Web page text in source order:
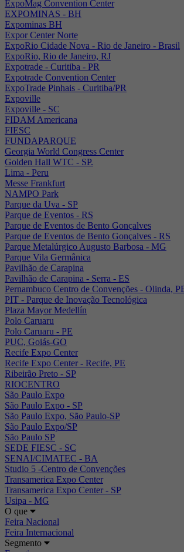
ExpoMag Convention Center
EXPOMINAS - BH
Expominas BH
Expor Center Norte
ExpoRio Cidade Nova - Rio de Janeiro - Brasil
ExpoRio, Rio de Janeiro, RJ
Expotrade - Curitiba - PR
Expotrade Convention Center
ExpoTrade Pinhais - Curitiba/PR
Expoville
Expoville - SC
FIDAM Americana
FIESC
FUNDAPARQUE
Georgia World Congress Center
Golden Hall WTC - SP.
Lima - Peru
Messe Frankfurt
NAMPO Park
Parque da Uva - SP
Parque de Eventos - RS
Parque de Eventos de Bento Gonçalves
Parque de Eventos de Bento Gonçalves - RS
Parque Metalúrgico Augusto Barbosa - MG
Parque Vila Germânica
Pavilhão de Carapina
Pavilhão de Carapina - Serra - ES
Pernambuco Centro de Convenções - Olinda,
PIT - Parque de Inovação Tecnológica
Plaza Mayor Medellín
Polo Caruaru
Polo Caruaru - PE
PUC, Goiás-GO
Recife Expo Center
Recife Expo Center - Recife, PE
Ribeirão Preto - SP
RIOCENTRO
São Paulo Expo
São Paulo Expo - SP
São Paulo Expo, São Paulo-SP
São Paulo Expo/SP
São Paulo SP
SEDE FIESC - SC
SENAI/CIMATEC - BA
Studio 5 -Centro de Convenções
Transamerica Expo Center
Transamerica Expo Center - SP
Usipa - MG
O que
Feira Nacional
Feira Internacional
Segmento